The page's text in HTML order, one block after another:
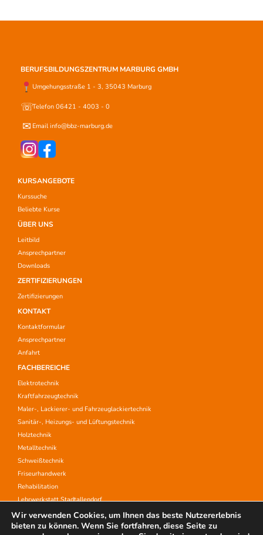
BERUFSBILDUNGSZENTRUM MARBURG GMBH
Umgehungsstraße 1 - 3, 35043 Marburg
☏Telefon 06421 - 4003 - 0
✉ Email info@bbz-marburg.de
KURSANGEBOTE
Kurssuche
Beliebte Kurse
ÜBER UNS
Leitbild
Ansprechpartner
Downloads
ZERTIFIZIERUNGEN
Zertifizierungen
KONTAKT
Kontaktformular
Ansprechpartner
Anfahrt
FACHBEREICHE
Elektrotechnik
Kraftfahrzeugtechnik
Maler-, Lackierer- und Fahrzeuglackiertechnik
Sanitär-, Heizungs- und Lüftungstechnik
Holztechnik
Metalltechnik
Schweißtechnik
Friseurhandwerk
Rehabilitation
Lehrwerkstatt Stadtallendorf
Aufstiegsfortbildung
Wir verwenden Cookies, um Ihnen das beste Nutzererlebnis
bieten zu können. Wenn Sie fortfahren, diese Seite zu